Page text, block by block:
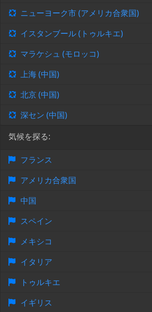
ニューヨーク市 (アメリカ合衆国)
イスタンブール (トゥルキエ)
マラケシュ (モロッコ)
上海 (中国)
北京 (中国)
深セン (中国)
気候を探る:
フランス
アメリカ合衆国
中国
スペイン
メキシコ
イタリア
トゥルキエ
イギリス